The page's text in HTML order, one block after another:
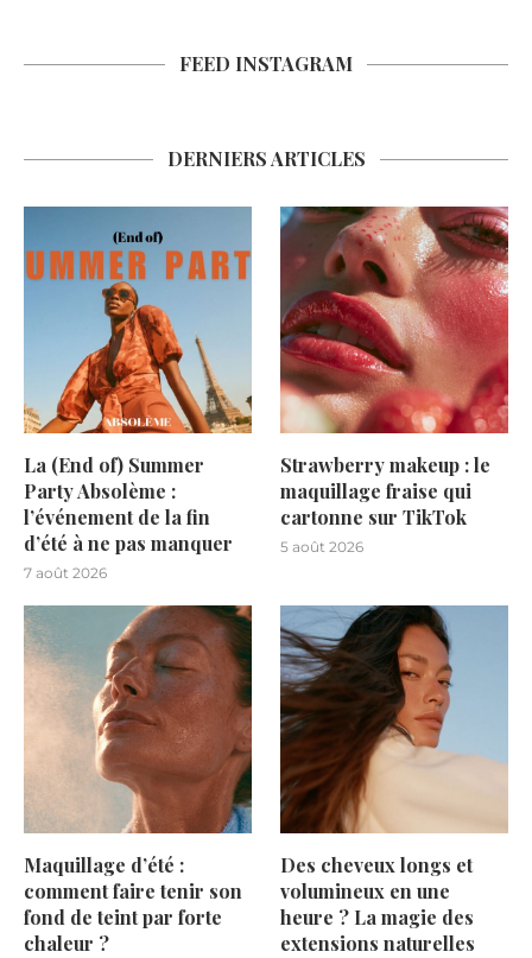
FEED INSTAGRAM
DERNIERS ARTICLES
La (End of) Summer
Party Absolème :
l’événement de la fin
d’été à ne pas manquer
7 août 2026
Strawberry makeup : le
maquillage fraise qui
cartonne sur TikTok
5 août 2026
Maquillage d’été :
comment faire tenir son
fond de teint par forte
chaleur ?
Des cheveux longs et
volumineux en une
heure ? La magie des
extensions naturelles